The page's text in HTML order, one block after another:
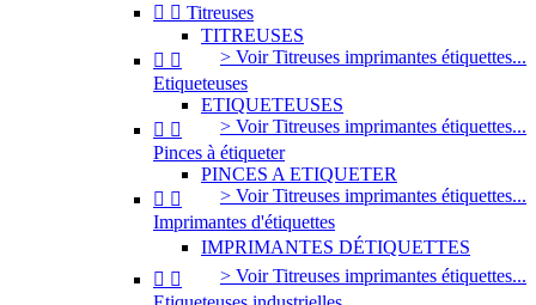
  Titreuses
TITREUSES
> Voir Titreuses imprimantes étiquettes...
 
Etiqueteuses
ETIQUETEUSES
> Voir Titreuses imprimantes étiquettes...
 
Pinces à étiqueter
PINCES A ETIQUETER
> Voir Titreuses imprimantes étiquettes...
 
Imprimantes d'étiquettes
IMPRIMANTES DÉTIQUETTES
> Voir Titreuses imprimantes étiquettes...
 